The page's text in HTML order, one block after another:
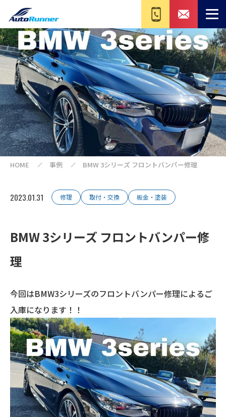
HOME 事例 BMW 3シリーズ フロントバンパー修理
2023.01.31 修理 取付・交換 板金・塗装
BMW 3シリーズ フロントバンパー修
理
今回はBMW3シリーズのフロントバンパー修理によるご
入庫になります！！